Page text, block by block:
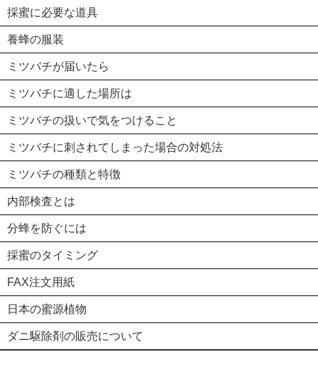
採蜜に必要な道具
養蜂の服装
ミツバチが届いたら
ミツバチに適した場所は
ミツバチの扱いで気をつけること
ミツバチに刺されてしまった場合の対処法
ミツバチの種類と特徴
内部検査とは
分蜂を防ぐには
採蜜のタイミング
FAX注文用紙
日本の蜜源植物
ダニ駆除剤の販売について